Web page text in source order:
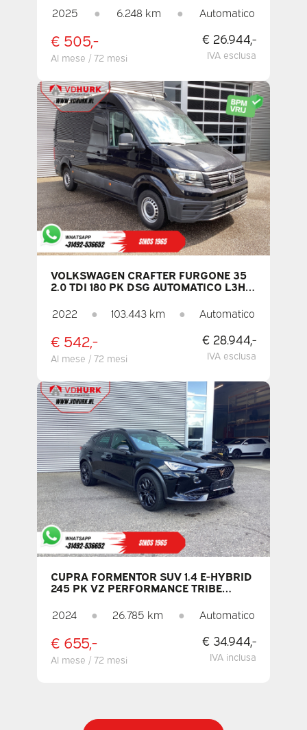
RISCALDAMENTO SEDILI / CARPLAY /
NAVIGATORE / TELECAMERA /
CLIMATIZZATORE / PDC / CRUISE
CONTROL
2025 ● 6.248 km ● Automatico
€ 505,-
Al mese / 72 mesi
€ 26.944,-
IVA esclusa
VOLKSWAGEN CRAFTER FURGONE 35
2.0 TDI 180 PK DSG AUTOMATICO L3H3
270GR. / SEDILE RISCALDATO /
CARPLAY / NAVIGATORE /
TELECAMERA / PDC / CRUISE CONTROL
/ ARIA CONDIZIONATA
2022 ● 103.443 km ● Automatico
€ 542,-
Al mese / 72 mesi
€ 28.944,-
IVA esclusa
CUPRA FORMENTOR SUV 1.4 E-HYBRID
245 PK VZ PERFORMANCE TRIBE
MEMORIA / MATRIX / RISCALDAMENTO
AUTONOMO / CRUISE CONTROL
ADATTIVO / CARPLAY / TELECAMERA /
SEDILI
2024 ● 26.785 km ● Automatico
€ 655,-
Al mese / 72 mesi
€ 34.944,-
IVA inclusa